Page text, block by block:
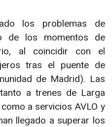
los problemas de
de los momentos de
al coincidir con el
tras el puente de
de Madrid). Las
a trenes de Larga
a servicios AVLO y
llegado a superar los